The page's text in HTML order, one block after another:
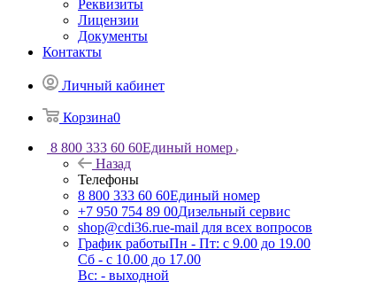
Реквизиты
Лицензии
Документы
Контакты
Личный кабинет
Корзина0
8 800 333 60 60Единый номер
Назад
Телефоны
8 800 333 60 60Единый номер
+7 950 754 89 00Дизельный сервис
shop@cdi36.rue-mail для всех вопросов
График работыПн - Пт: с 9.00 до 19.00
Сб - с 10.00 до 17.00
Вс: - выходной